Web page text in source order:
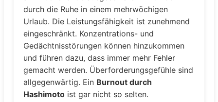
durch die Ruhe in einem mehrwöchigen
Urlaub. Die Leistungsfähigkeit ist zunehmend
eingeschränkt. Konzentrations- und
Gedächtnisstörungen können hinzukommen
und führen dazu, dass immer mehr Fehler
gemacht werden. Überforderungsgefühle sind
allgegenwärtig. Ein Burnout durch
Hashimoto ist gar nicht so selten.